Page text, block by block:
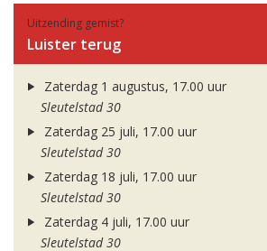
Uitzending gemist?
Luister terug
Zaterdag 1 augustus, 17.00 uur
Sleutelstad 30
Zaterdag 25 juli, 17.00 uur
Sleutelstad 30
Zaterdag 18 juli, 17.00 uur
Sleutelstad 30
Zaterdag 4 juli, 17.00 uur
Sleutelstad 30